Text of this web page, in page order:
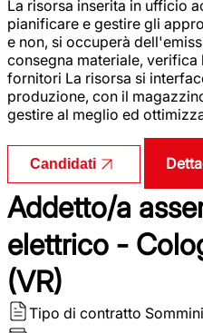
La risorsa inserita in ufficio
pianificare e gestire gli
e non, si occuperà
consegna materiale,
fornitori La risorsa si
produzione, con il
gestire al meglio ed
Candidati
Addetto/a
elettrico -
(VR)
Tipo di contratto